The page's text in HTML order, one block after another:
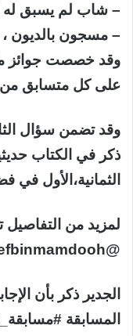
– شاب لم يسبق له
– مسجون بالديون
على كل متسابق من
وقد تضمن سؤال
ذكر في الكتاب
الثمانية،الأول
لمزيد من
@nayefbinmamdooh
الجدير ذكر بأن
المسابقة